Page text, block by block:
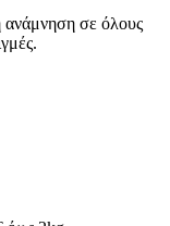
ανάμνηση σε όλους